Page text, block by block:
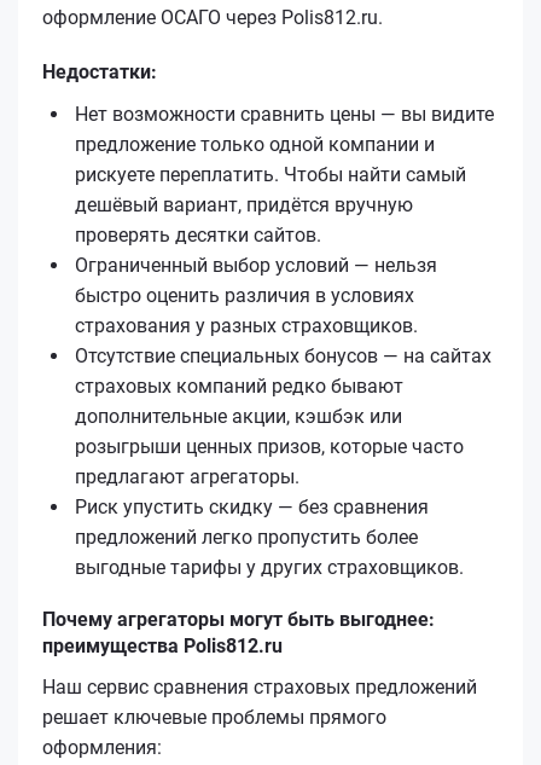
оформление ОСАГО через Polis812.ru.
Недостатки:
Нет возможности сравнить цены — вы видите
предложение только одной компании и
рискуете переплатить. Чтобы найти самый
дешёвый вариант, придётся вручную
проверять десятки сайтов.
Ограниченный выбор условий — нельзя
быстро оценить различия в условиях
страхования у разных страховщиков.
Отсутствие специальных бонусов — на сайтах
страховых компаний редко бывают
дополнительные акции, кэшбэк или
розыгрыши ценных призов, которые часто
предлагают агрегаторы.
Риск упустить скидку — без сравнения
предложений легко пропустить более
выгодные тарифы у других страховщиков.
Почему агрегаторы могут быть выгоднее:
преимущества Polis812.ru
Наш сервис сравнения страховых предложений
решает ключевые проблемы прямого
оформления: